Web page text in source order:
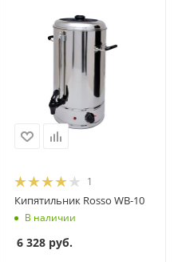
1
Кипятильник Rosso WB-10
В наличии
6 328 руб.